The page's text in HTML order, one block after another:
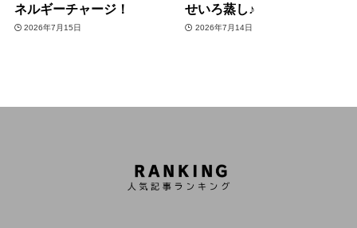
ネルギーチャージ！
2026年7月15日
せいろ蒸し♪
2026年7月14日